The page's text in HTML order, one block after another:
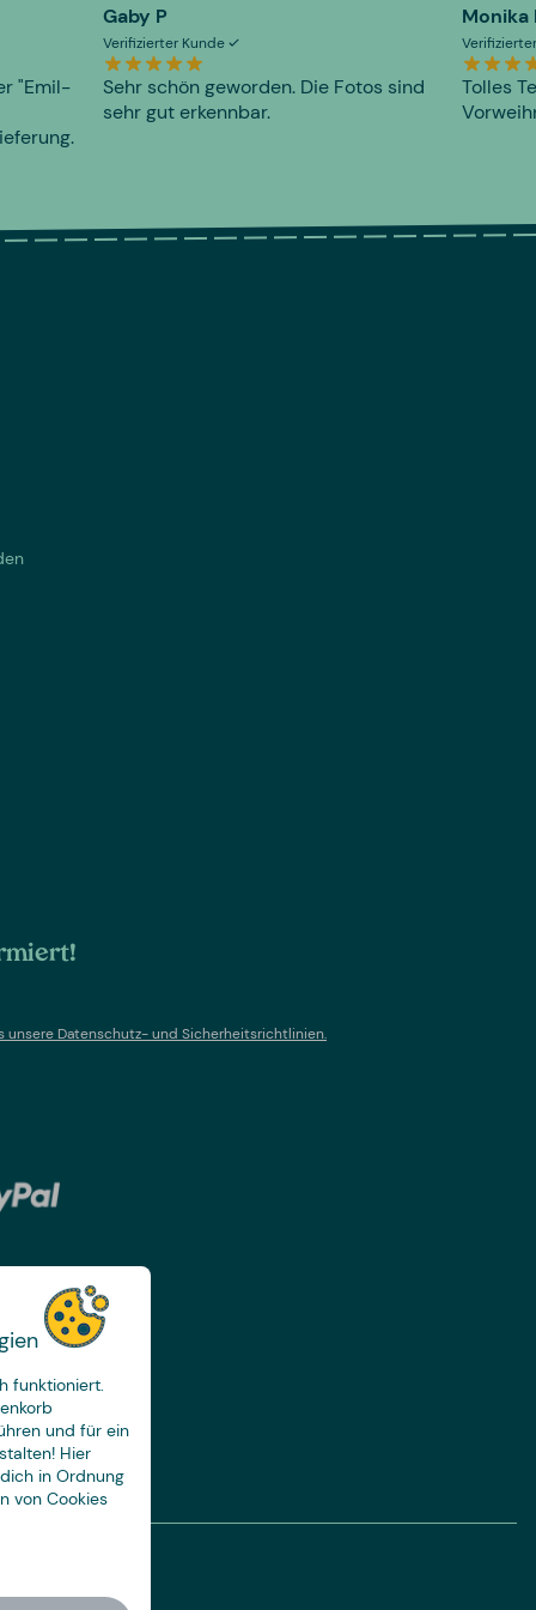
funktioniert.
und für ein
Hier
in Ordnung
von Cookies
"Emil-
Gaby P
Verifizierter Kunde
Sehr schön geworden. Die Fotos sind
sehr gut erkennbar.
Monika
Tolles
unsere Datenschutz- und Sicherheitsrichtlinien.